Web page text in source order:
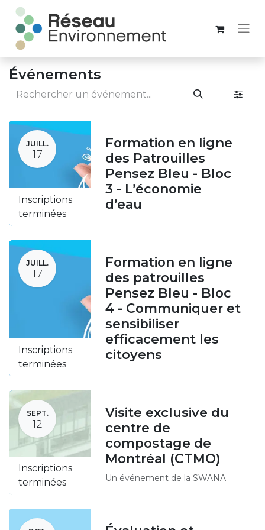
Événements
JUILL.
17
Inscriptions
terminées
Formation en ligne
des Patrouilles
Pensez Bleu - Bloc
3 - L’économie
d’eau
JUILL.
17
Inscriptions
terminées
Formation en ligne
des patrouilles
Pensez Bleu - Bloc
4 - Communiquer et
sensibiliser
efficacement les
citoyens
SEPT.
12
Inscriptions
terminées
Visite exclusive du
centre de
compostage de
Montréal (CTMO)
Un événement de la SWANA